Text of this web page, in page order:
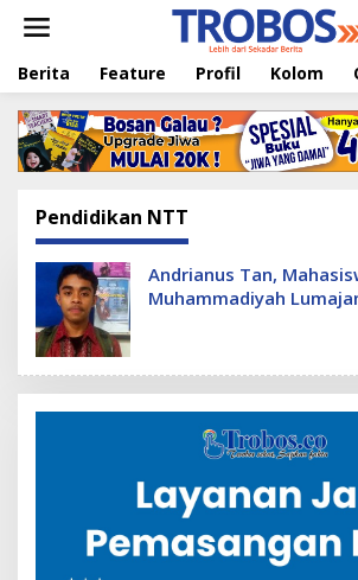
t
Berita Feature Profil Kolom
Pendidikan NTT
Andrianus Tan,
Muhammadiyah